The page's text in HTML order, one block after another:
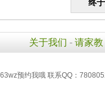
关于我们 - 请家教
预约我哦 联系QQ：